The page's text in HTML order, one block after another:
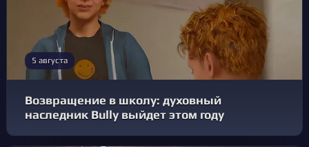
5 августа
Возвращение в школу: духовный
наследник Bully выйдет этом году